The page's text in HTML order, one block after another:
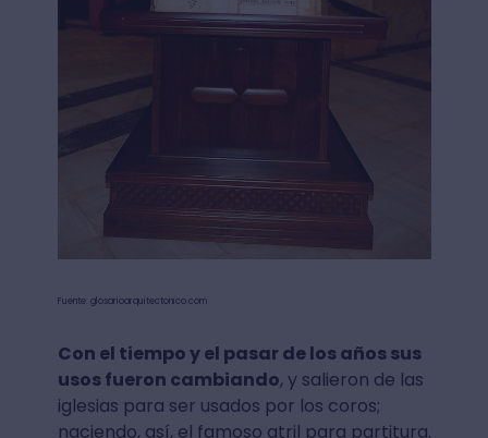
Fuente: glosarioarquitectonico.com
Con el tiempo y el pasar de los años sus
usos fueron cambiando, y salieron de las
iglesias para ser usados por los coros;
naciendo, así, el famoso atril para partitura.